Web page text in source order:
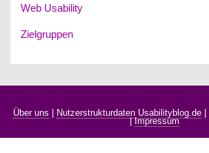
Web Usability
Zielgruppen
Über uns | Nutzerstrukturdaten Usabilityblog.de |
|Impressum